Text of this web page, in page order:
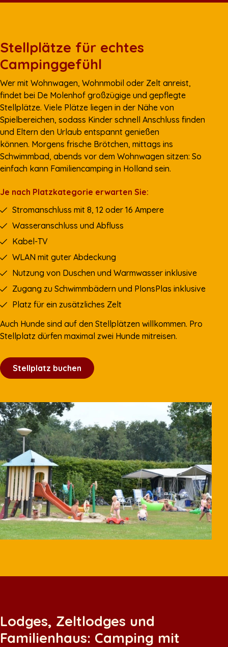
Stellplätze für echtes
Campinggefühl
Wer mit Wohnwagen, Wohnmobil oder Zelt anreist,
findet bei De Molenhof großzügige und gepflegte
Stellplätze. Viele Plätze liegen in der Nähe von
Spielbereichen, sodass Kinder schnell Anschluss finden
und Eltern den Urlaub entspannt genießen
können. Morgens frische Brötchen, mittags ins
Schwimmbad, abends vor dem Wohnwagen sitzen: So
einfach kann Familiencamping in Holland sein.
Je nach Platzkategorie erwarten Sie:
Stromanschluss mit 8, 12 oder 16 Ampere
Wasseranschluss und Abfluss
Kabel-TV
WLAN mit guter Abdeckung
Nutzung von Duschen und Warmwasser inklusive
Zugang zu Schwimmbädern und PlonsPlas inklusive
Platz für ein zusätzliches Zelt
Auch Hunde sind auf den Stellplätzen willkommen. Pro
Stellplatz dürfen maximal zwei Hunde mitreisen.
Stellplatz buchen
Lodges, Zeltlodges und
Familienhaus: Camping mit